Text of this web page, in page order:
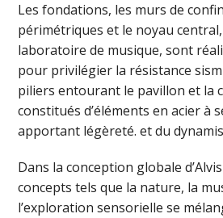
Les fondations, les murs de
périmétriques et le noyau
laboratoire de musique, sont
pour privilégier la résistance
piliers entourant le pavillon et la
constitués d’éléments en acier à
apportant légèreté. et du
Dans la conception globale
concepts tels que la nature, la
l’exploration sensorielle se